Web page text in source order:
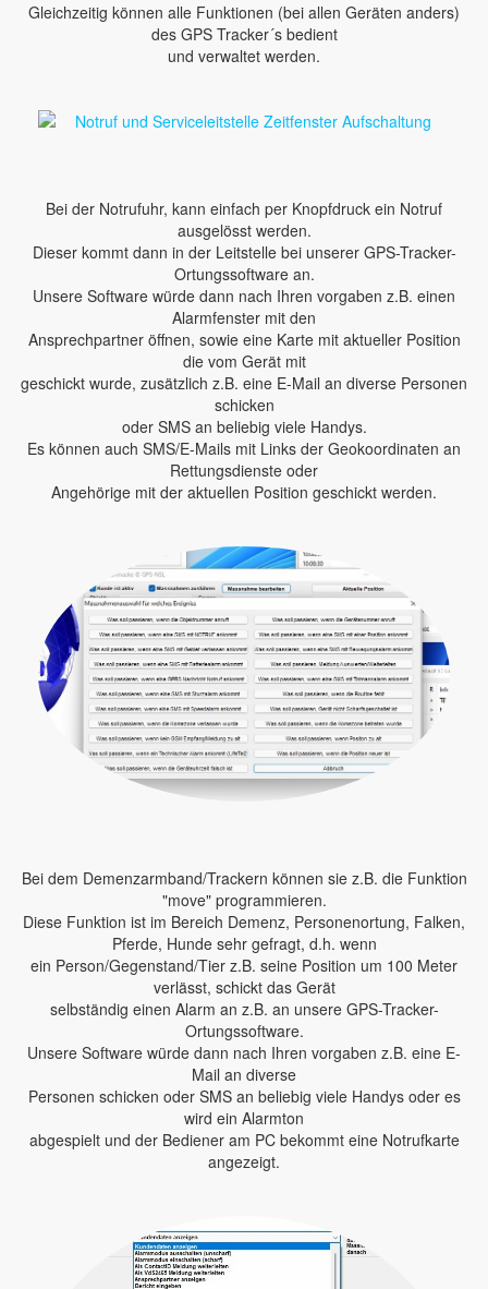
Gleichzeitig können alle Funktionen (bei allen Geräten anders)
des GPS Tracker´s bedient
und verwaltet werden.
Bei der Notrufuhr, kann einfach per Knopfdruck ein Notruf
ausgelösst werden.
Dieser kommt dann in der Leitstelle bei unserer GPS-Tracker-
Ortungssoftware an.
Unsere Software würde dann nach Ihren vorgaben z.B. einen
Alarmfenster mit den
Ansprechpartner öffnen, sowie eine Karte mit aktueller Position
die vom Gerät mit
geschickt wurde, zusätzlich z.B. eine E-Mail an diverse Personen
schicken
oder SMS an beliebig viele Handys.
Es können auch SMS/E-Mails mit Links der Geokoordinaten an
Rettungsdienste oder
Angehörige mit der aktuellen Position geschickt werden.
Bei dem Demenzarmband/Trackern können sie z.B. die Funktion
"move" programmieren.
Diese Funktion ist im Bereich Demenz, Personenortung, Falken,
Pferde, Hunde sehr gefragt, d.h. wenn
ein Person/Gegenstand/Tier z.B. seine Position um 100 Meter
verlässt, schickt das Gerät
selbständig einen Alarm an z.B. an unsere GPS-Tracker-
Ortungssoftware.
Unsere Software würde dann nach Ihren vorgaben z.B. eine E-
Mail an diverse
Personen schicken oder SMS an beliebig viele Handys oder es
wird ein Alarmton
abgespielt und der Bediener am PC bekommt eine Notrufkarte
angezeigt.